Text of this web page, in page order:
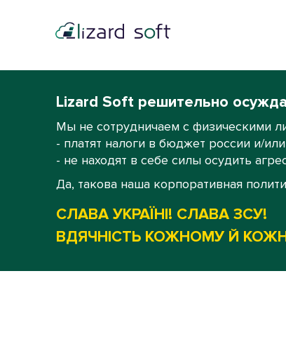
Lizard Soft решительно
Мы не сотрудничаем с физическими
- платят налоги в бюджет россии и/
- не находят в себе силы осудить
Да, такова наша корпоративная
СЛАВА УКРАЇНІ! СЛАВА ЗСУ!
ВДЯЧНІСТЬ КОЖНОМУ Й